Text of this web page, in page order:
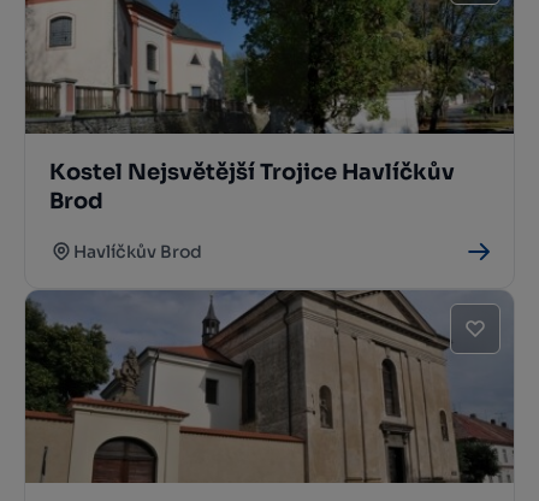
Kostel Nejsvětější Trojice Havlíčkův
Brod
Havlíčkův Brod